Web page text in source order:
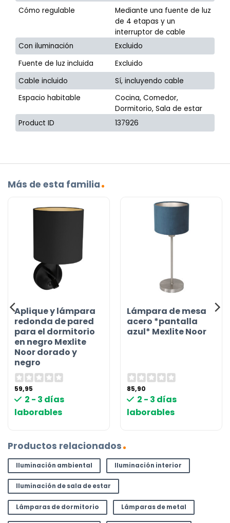
Cómo regulable
Mediante una fuente de luz
de 4 etapas y un
interruptor de cable
Con iluminación
Excluido
Fuente de luz incluida
Excluido
Cable incluido
Sí, incluyendo cable
Espacio habitable
Cocina, Comedor,
Dormitorio, Sala de estar
Product ID
137926
Más de esta familia
Aplique y lámpara
redonda de pared
para el dormitorio
en negro Mexlite
Noor dorado y
negro
59,95
2 - 3 días
laborables
Lámpara de mesa
acero *pantalla
azul* Mexlite Noor
85,90
2 - 3 días
laborables
Productos relacionados
Iluminación ambiental Iluminación interior
Iluminación de sala de estar
Lámparas de dormitorio Lámparas de metal